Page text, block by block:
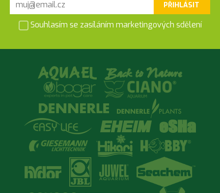
PŘIHLÁSIT
Souhlasím se zasíláním marketingových sdělení